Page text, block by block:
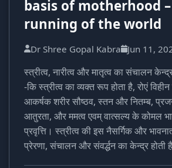
basis of motherhood
running of the world
Dr Shree Gopal Kabra Jun 11,
स्त्रीत्व, नारीत्व और मातृत्व का संचालन
-कि स्त्रीत्व का व्यक्त रूप होता है, रोएं
आकर्षक शरीर सौष्ठव, स्तन और नितम्ब,
आतुरता, और ममत्व एवम् वात्सल्य के कोमल
प्रवृत्ति। स्त्रीत्व की इस नैसर्गिक और
प्रेरणा, संचालन और संवर्द्धन का केन्द्र होती